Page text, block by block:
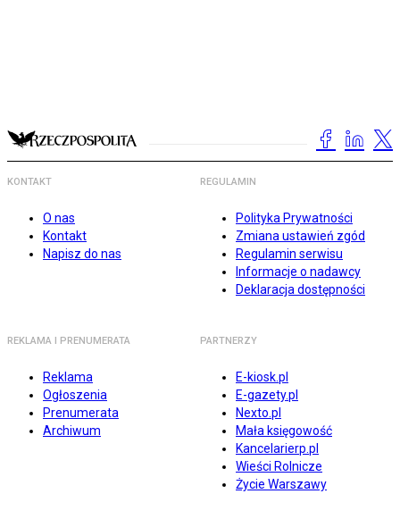
KONTAKT
O nas
Kontakt
Napisz do nas
REGULAMIN
Polityka Prywatności
Zmiana ustawień zgód
Regulamin serwisu
Informacje o nadawcy
Deklaracja dostępności
REKLAMA I PRENUMERATA
Reklama
Ogłoszenia
Prenumerata
Archiwum
PARTNERZY
E-kiosk.pl
E-gazety.pl
Nexto.pl
Mała księgowość
Kancelarierp.pl
Wieści Rolnicze
Życie Warszawy